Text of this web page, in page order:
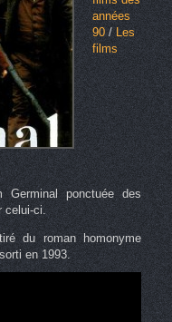
années
90/ Les
films
Germinal ponctuée des
celui-ci.
du roman homonyme
en 1993.